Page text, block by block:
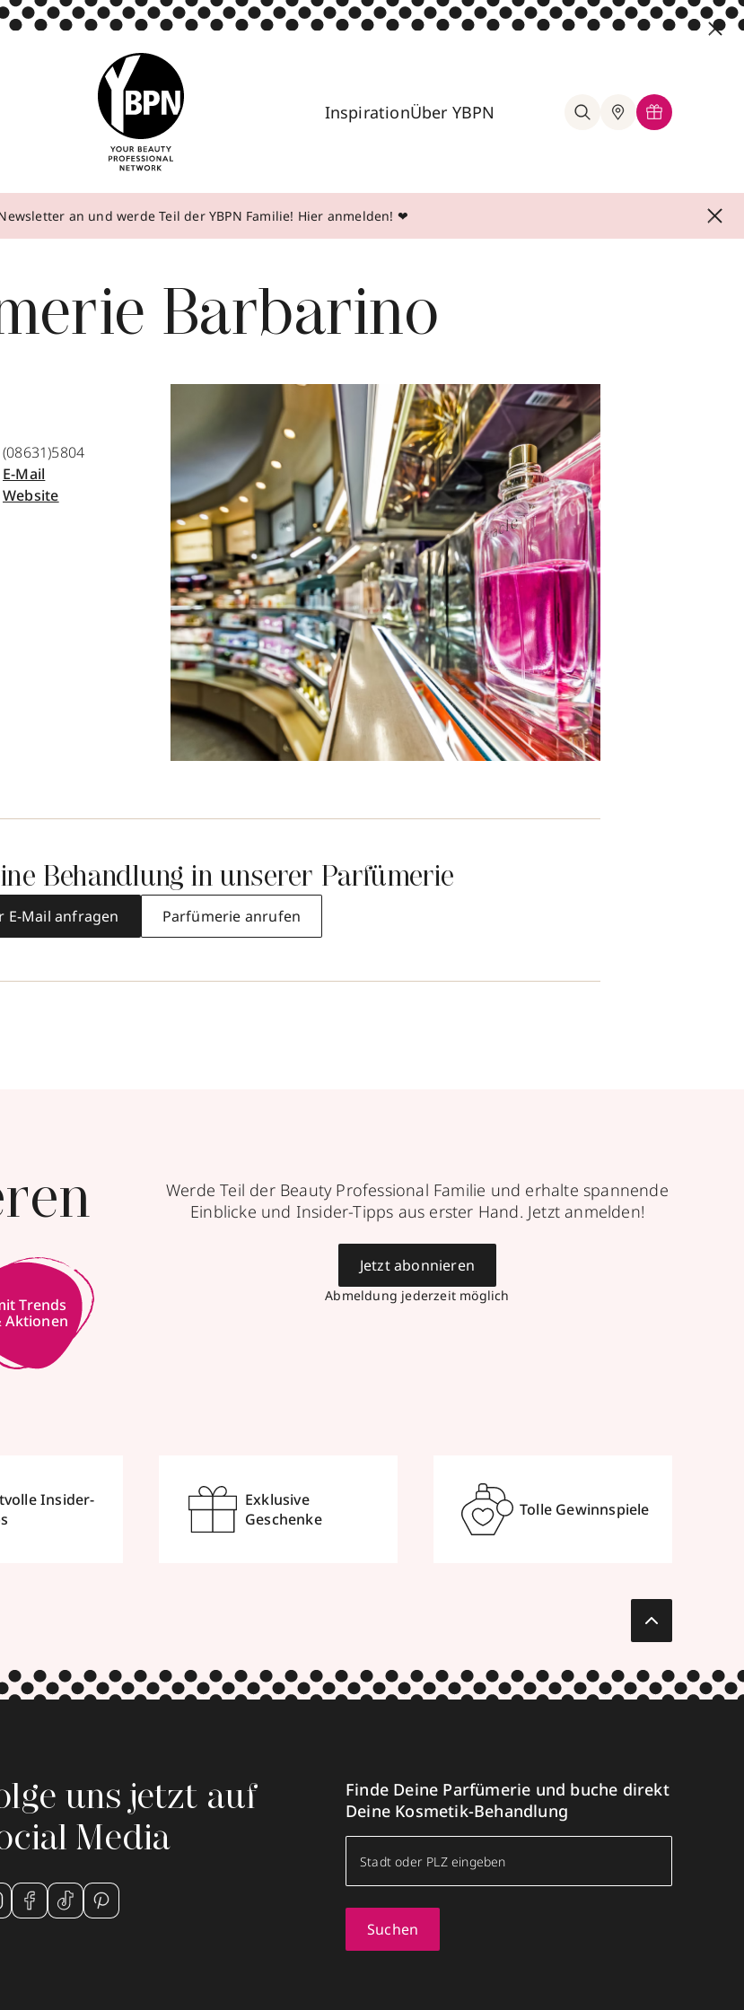
InspirationÜber YBPN
an und werde Teil der YBPN Familie! Hier anmelden! ❤
Barbarino
(08631)5804
E-Mail
Website
Behandlung in unserer Parfümerie
E-Mail anfragen Parfümerie anrufen
Trends
Aktionen
Werde Teil der Beauty Professional Familie und erhalte spannende
Einblicke und Insider-Tipps aus erster Hand. Jetzt anmelden!
Abmeldung jederzeit möglich
Jetzt abonnieren
Insider-
Exklusive
Geschenke
Tolle Gewinnspiele
uns jetzt auf
Media
Finde Deine Parfümerie und buche direkt
Deine Kosmetik-Behandlung
Suchen